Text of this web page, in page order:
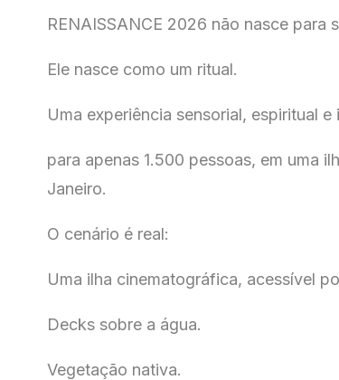
RENAISSANCE 2026 não nasce para
Ele nasce como um ritual.
Uma experiência sensorial, espiritual
para apenas 1.500 pessoas, em uma
Janeiro.
O cenário é real:
Uma ilha cinematográfica, acessível
Decks sobre a água.
Vegetação nativa.